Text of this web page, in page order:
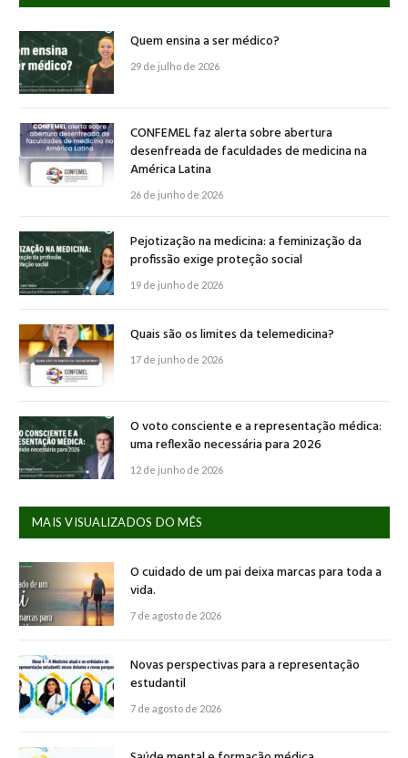
Quem ensina a ser médico?
29 de julho de 2026
CONFEMEL faz alerta sobre abertura
desenfreada de faculdades de medicina na
América Latina
26 de junho de 2026
Pejotização na medicina: a feminização da
profissão exige proteção social
19 de junho de 2026
Quais são os limites da telemedicina?
17 de junho de 2026
O voto consciente e a representação médica:
uma reflexão necessária para 2026
12 de junho de 2026
MAIS VISUALIZADOS DO MÊS
O cuidado de um pai deixa marcas para toda a
vida.
7 de agosto de 2026
Novas perspectivas para a representação
estudantil
7 de agosto de 2026